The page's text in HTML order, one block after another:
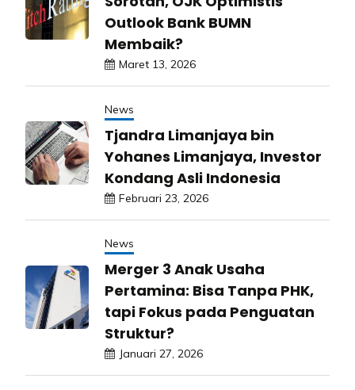
Outlook Bank BUMN
Membaik?
Maret 13, 2026
News
Tjandra Limanjaya bin
Yohanes Limanjaya, Investor
Kondang Asli Indonesia
Februari 23, 2026
News
Merger 3 Anak Usaha
Pertamina: Bisa Tanpa PHK,
tapi Fokus pada Penguatan
Struktur?
Januari 27, 2026